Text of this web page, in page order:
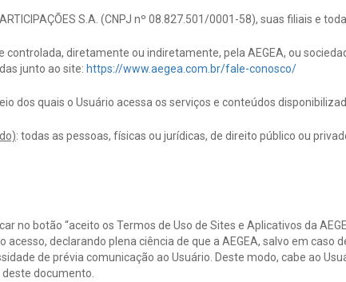
S.A. (CNPJ nº 08.827.501/0001-58), suas filiais e
controlada, diretamente ou indiretamente, pela AEGEA, ou
junto ao site: https://www.aegea.com.br/fale-conosco/
dos quais o Usuário acessa os serviços e conteúdos
: todas as pessoas, físicas ou jurídicas, de direito público ou
no botão “aceito os Termos de Uso de Sites e Aplicativos da
declarando plena ciência de que a AEGEA, salvo em caso
de prévia comunicação ao Usuário. Deste modo, cabe ao
documento.